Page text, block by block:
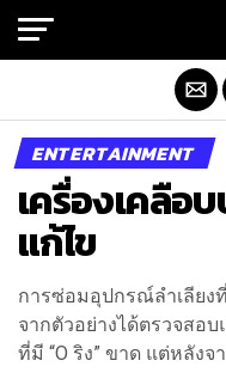
ENTERTAINMENT
เครื่องเคลือ
แก้ไข
การซ่อมอุปกรณ์ลำเลียง
จากตัวอย่างได้ตรวจสอ
ที่มี “O ริง” ขาด แต่หลังจ